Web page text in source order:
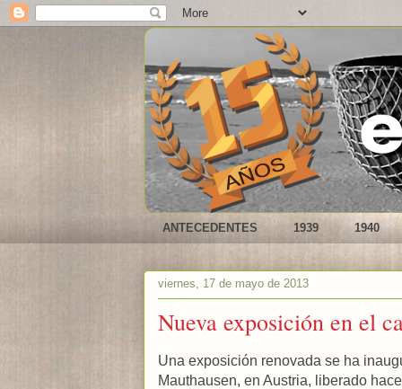
ANTECEDENTES 1939 1940
viernes, 17 de mayo de 2013
Nueva exposición en el
Una exposición renovada se ha
Mauthausen, en Austria, liberado